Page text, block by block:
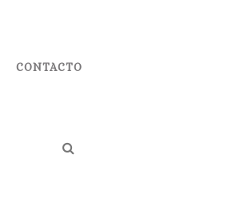
CONTACTO